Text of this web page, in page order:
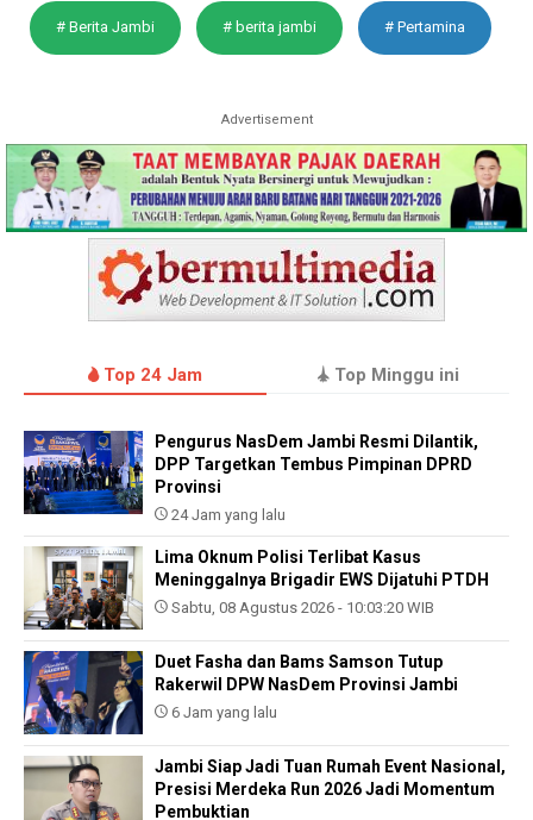
# Berita Jambi # berita jambi # Pertamina
Advertisement
Top 24 Jam Top Minggu ini
Pengurus NasDem Jambi Resmi Dilantik,
DPP Targetkan Tembus Pimpinan DPRD
Provinsi
24 Jam yang lalu
Lima Oknum Polisi Terlibat Kasus
Meninggalnya Brigadir EWS Dijatuhi PTDH
Sabtu, 08 Agustus 2026 - 10:03:20 WIB
Duet Fasha dan Bams Samson Tutup
Rakerwil DPW NasDem Provinsi Jambi
6 Jam yang lalu
Jambi Siap Jadi Tuan Rumah Event Nasional,
Presisi Merdeka Run 2026 Jadi Momentum
Pembuktian